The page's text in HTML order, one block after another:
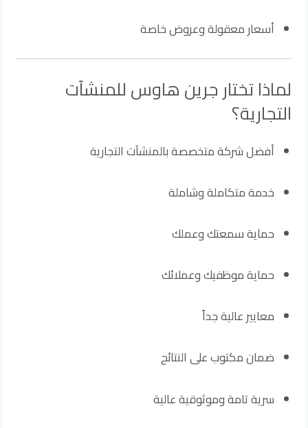
أسعار معقولة وعروض خاصة
لماذا تختار جرين هاوس للمنشآت
التجارية؟
أفضل شركة متخصصة بالمنشآت التجارية
خدمة متكاملة وشاملة
حماية سمعتك وعملك
حماية موظفيك وعملائك
معايير عالية جداً
ضمان مكتوب على النتائج
سرية تامة وموثوقية عالية